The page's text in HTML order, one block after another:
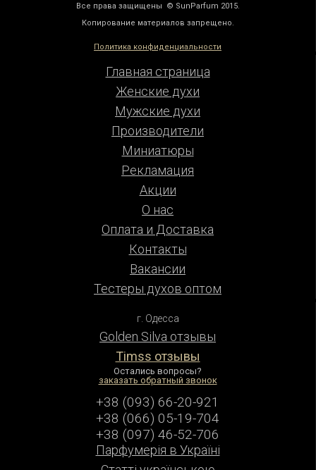
Все права защищены © SunParfum 2015.
Копирование материалов запрещено.
Политика конфиденциальности
Главная страница
Женские духи
Мужские духи
Производители
Миниатюры
Рекламация
Акции
О нас
Оплата и Доставка
Контакты
Вакансии
Тестеры духов оптом
г. Одесса
Golden Silva отзывы
Timss отзывы
Остались вопросы?
заказать обратный звонок
+38 (093) 66-20-921
+38 (066) 05-19-704
+38 (097) 46-52-706
Парфумерiя в Українi